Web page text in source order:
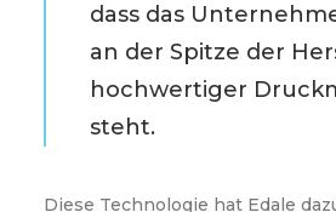
dass das
an der Spitze der
hochwertiger
steht.
Diese Technologie hat Edale